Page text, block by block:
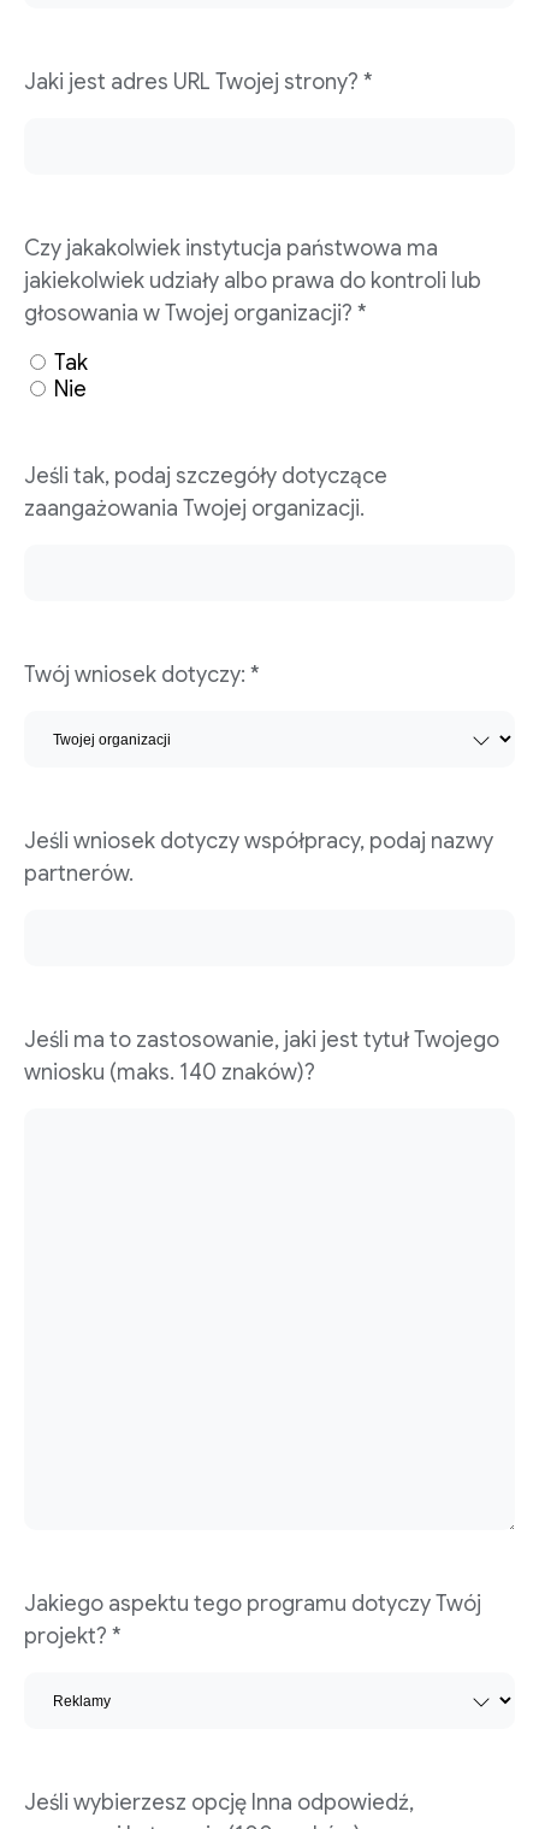
Jaki jest adres URL Twojej strony? *
Czy jakakolwiek instytucja państwowa ma
jakiekolwiek udziały albo prawa do kontroli lub
głosowania w Twojej organizacji? *
Tak
Nie
Jeśli tak, podaj szczegóły dotyczące
zaangażowania Twojej organizacji.
Twój wniosek dotyczy: *
Jeśli wniosek dotyczy współpracy, podaj nazwy
partnerów.
Jeśli ma to zastosowanie, jaki jest tytuł Twojego
wniosku (maks. 140 znaków)?
Jakiego aspektu tego programu dotyczy Twój
projekt? *
Jeśli wybierzesz opcję Inna odpowiedź,